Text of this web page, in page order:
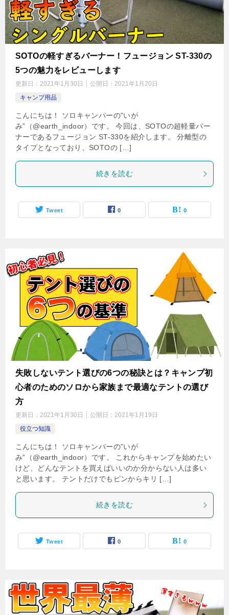
SOTOの軽すぎるバーナー！フュージョン ST-330の
5つの魅力をレビューします
更新日： 2021年1月30日 公開日： 2021年1月20日
キャンプ用品
こんにちは！ ソロキャンパーの”いが
み”（@earth_indoor）です。 今回は、SOTOの超軽量バー
ナーであるフュージョン ST-330を紹介します。 分離型の
タイプとなっており、SOTOの […]
続きを読む
Tweet 0 0
失敗しないテント選びの6つの秘訣とは？キャンプ初
心者のためのソロから家族まで最適なテントの選び
方
更新日： 2021年1月30日 公開日： 2021年1月19日
役立つ知識
こんにちは！ ソロキャンパーの”いが
み”（@earth_indoor）です。 これからキャンプを始めたい
けど、どんなテントを買えばいいのか分からない人は多い
と思います。 テントだけでもピンからキリ […]
続きを読む
Tweet 0 0